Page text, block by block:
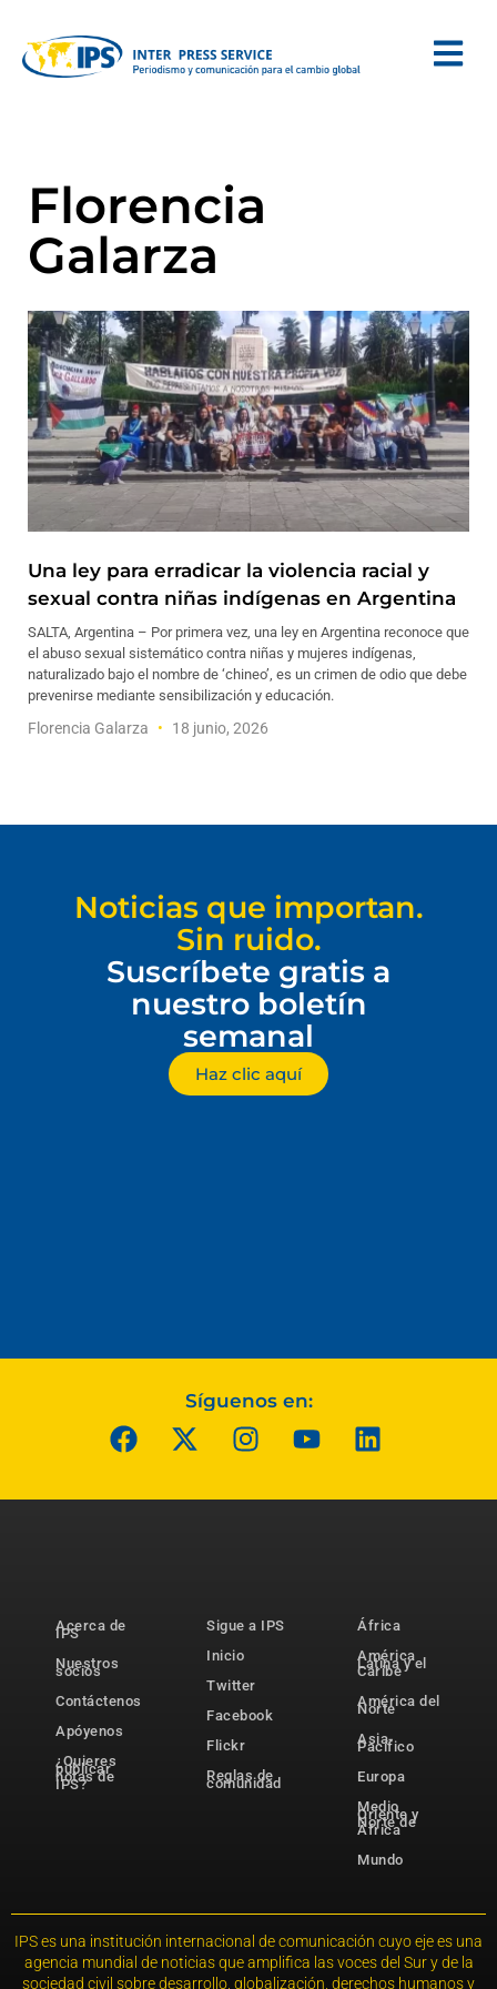
Florencia
Galarza
Una ley para erradicar la violencia racial y
sexual contra niñas indígenas en Argentina
SALTA, Argentina – Por primera vez, una ley en Argentina reconoce que
el abuso sexual sistemático contra niñas y mujeres indígenas,
naturalizado bajo el nombre de ‘chineo’, es un crimen de odio que debe
prevenirse mediante sensibilización y educación.
Florencia Galarza 18 junio, 2026
Noticias que importan.
Sin ruido.
Suscríbete gratis a
nuestro boletín
semanal
Haz clic aquí
Síguenos en:
Acerca de
IPS
Nuestros
socios
Contáctenos
Apóyenos
¿Quieres
publicar
notas de
IPS?
Sigue a IPS
Inicio
Twitter
Facebook
Flickr
Reglas de
comunidad
África
América
Latina y el
Caribe
América del
Norte
Asia-
Pacífico
Europa
Medio
Oriente y
Norte de
África
Mundo
IPS es una institución internacional de comunicación cuyo eje es una
agencia mundial de noticias que amplifica las voces del Sur y de la
sociedad civil sobre desarrollo, globalización, derechos humanos y